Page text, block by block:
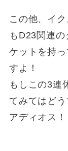
この他、イ
もD23関連
ケットを持
すよ！
もしこの3連
てみてはどう
アディオス！